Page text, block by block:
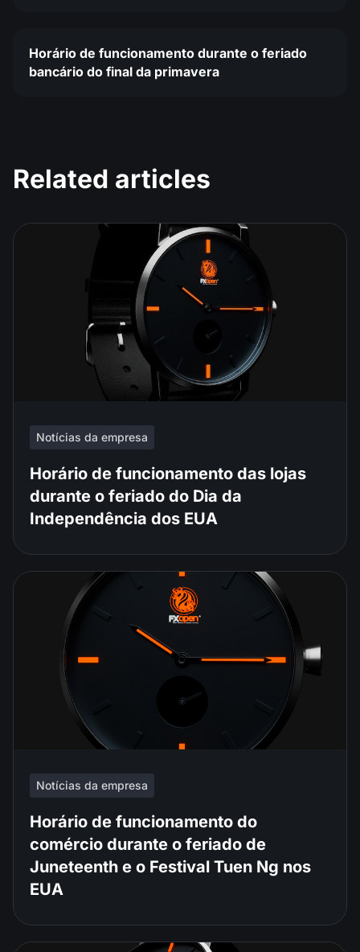
Horário de funcionamento durante o feriado
bancário do final da primavera
Related articles
Notícias da empresa
Horário de funcionamento das lojas
durante o feriado do Dia da
Independência dos EUA
Notícias da empresa
Horário de funcionamento do
comércio durante o feriado de
Juneteenth e o Festival Tuen Ng nos
EUA